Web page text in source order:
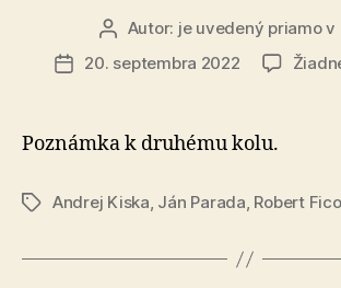
Autor
článku
Autor: je uvedený priamo v
Dátum
20. septembra 2022
Poznámka k druhému kolu.
ZnačkyAndrej Kiska, Ján Parada, Robert Fico